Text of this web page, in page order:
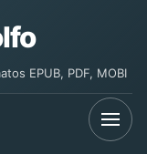
EPUB, PDF, MOBI